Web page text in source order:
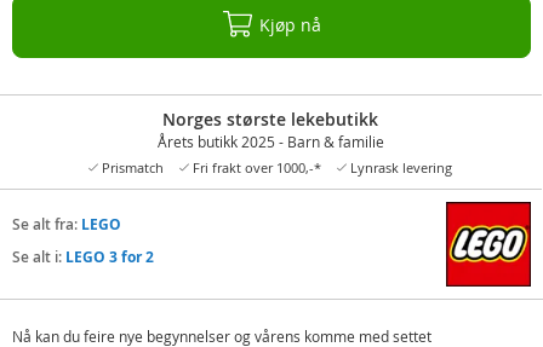
Kjøp nå
Norges største lekebutikk
Årets butikk 2025 - Barn & familie
Prismatch Fri frakt over 1000,-* Lynrask levering
Se alt fra: LEGO
Se alt i: LEGO 3 for 2
Nå kan du feire nye begynnelser og vårens komme med settet